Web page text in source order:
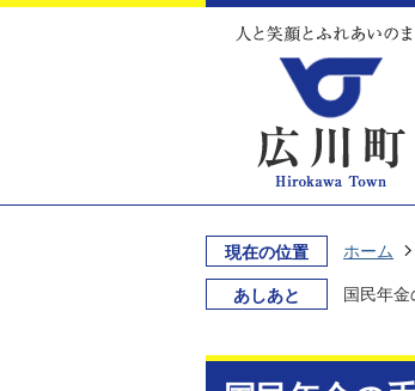
現在の位置 ホーム
あしあと
国民年